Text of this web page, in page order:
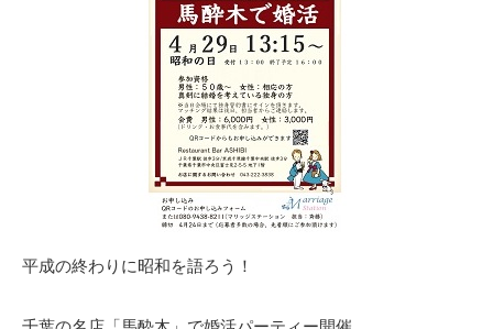
平成の終わりに昭和を語ろう！